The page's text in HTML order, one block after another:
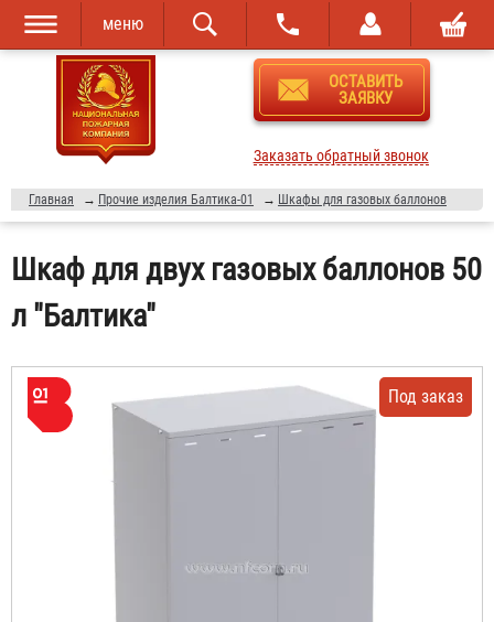
Перейти к
основному
содержанию
Skip to
navigation
меню
ОСТАВИТЬ
ЗАЯВКУ
Заказать обратный звонок
Главная → Прочие изделия Балтика-01 → Шкафы для газовых баллонов
Шкаф для двух газовых баллонов 50
л "Балтика"
Под заказ